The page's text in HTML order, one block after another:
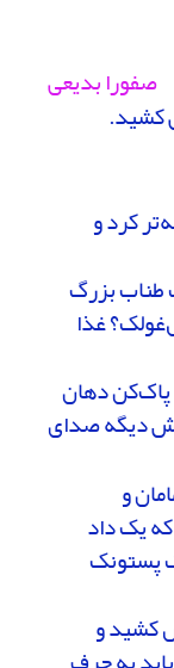
صفورا بدیعی
کشید‌.
کرد و
طناب بزرگ
غذا
دهان
دیگه صدای
و
یک داد
پستونک
کشید و